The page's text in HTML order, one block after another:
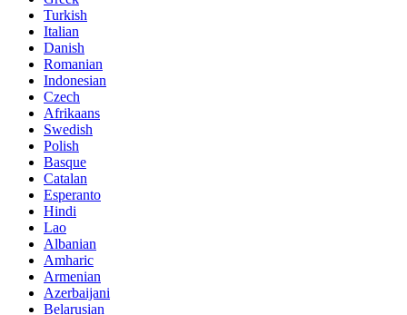
Turkish
Italian
Danish
Romanian
Indonesian
Czech
Afrikaans
Swedish
Polish
Basque
Catalan
Esperanto
Hindi
Lao
Albanian
Amharic
Armenian
Azerbaijani
Belarusian